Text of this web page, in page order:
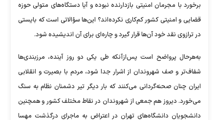
برخورد با مجرمان امنیتی بازدارنده نبوده و آیا دستگاه‌های متولی حوزه
قضایی و امنیتی کشور کم‌کاری نکرده‌اند؟ این‌ها سؤالاتی است که بایستی
در ترازوی نقد خود آن‌ها قرار گیرد و چاره‌ای برای آن اندیشیده شود.
به‌هرحال پرواضح است پس‌ازآنکه طی یکی دو روز آینده، مرزبندی‌ها
شفاف‌تر و صف شهروندان از اشرار جدا شود، مردم با بصیرت و انقلابی
ایران چنان صحنه‌گردانی می‌کنند که بار دیگر تیر دشمنان نظام به سنگ
می‌خورد. دیروز هم جمعی از شهروندان در نقاط مختلف کشور و همچنین
دانشجویان دانشگاه‌های تهران در اعتراض به ماجرای درگذشت مهسا